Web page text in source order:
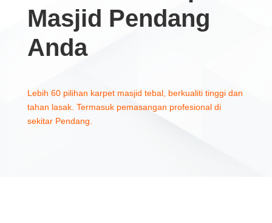
Masjid Pendang
Anda
Lebih 60 pilihan karpet masjid tebal, berkualiti tinggi dan
tahan lasak. Termasuk pemasangan profesional di
sekitar Pendang.